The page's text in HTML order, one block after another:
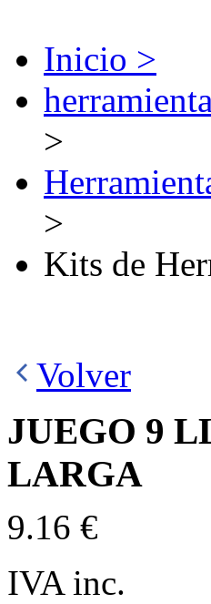
Inicio >
>
>
Kits de
Volver
JUEGO 9
LARGA
9.16 €
IVA inc.